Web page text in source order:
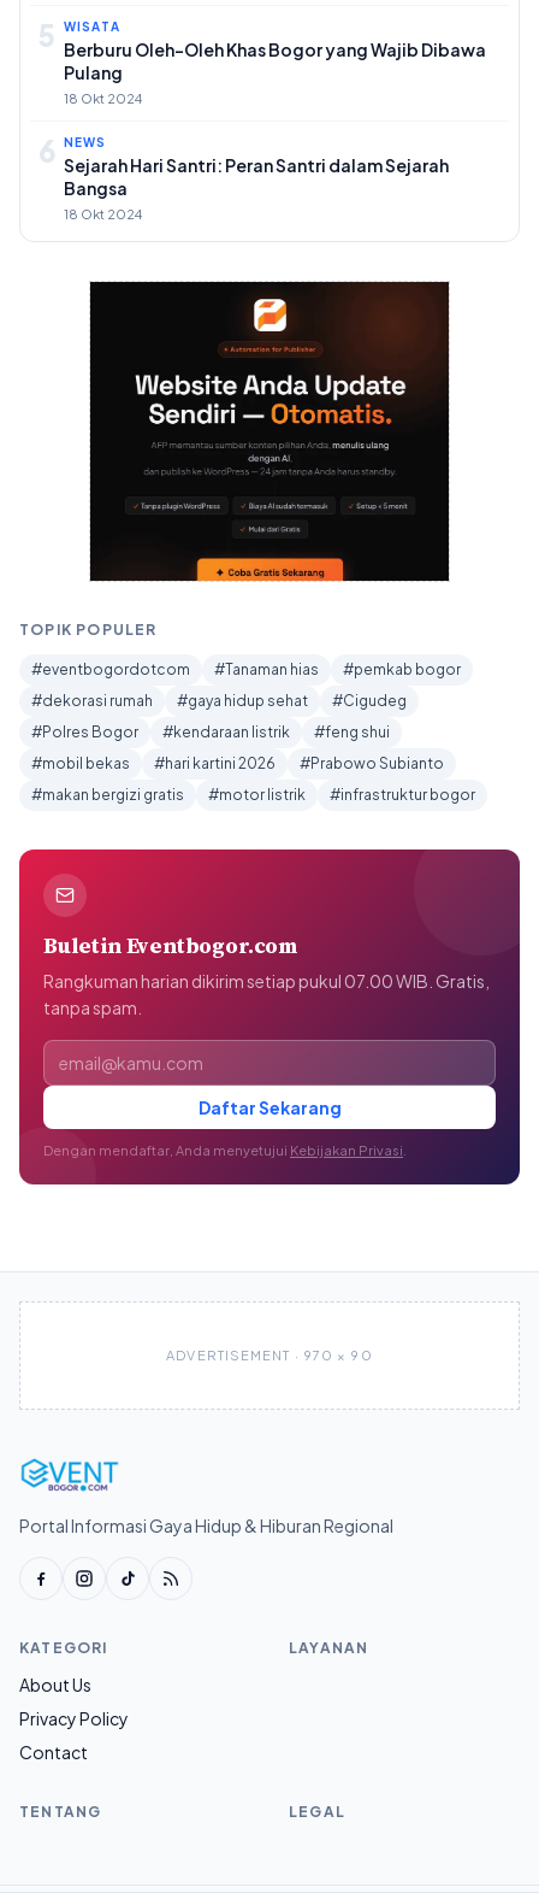
5 WISATA
Berburu Oleh-Oleh Khas Bogor yang Wajib Dibawa
Pulang
18 Okt 2024
6 NEWS
Sejarah Hari Santri: Peran Santri dalam Sejarah
Bangsa
18 Okt 2024
TOPIK POPULER
#eventbogordotcom #Tanaman hias
#pemkab bogor
#dekorasi rumah
#gaya hidup sehat
#Cigudeg
#Polres Bogor
#kendaraan listrik
#feng shui
#mobil bekas
#hari kartini 2026
#Prabowo Subianto
#makan bergizi gratis
#motor listrik #infrastruktur bogor
Buletin Eventbogor.com
Rangkuman harian dikirim setiap pukul 07.00 WIB. Gratis,
tanpa spam.
Alamat email
Daftar Sekarang
Dengan mendaftar, Anda menyetujui Kebijakan Privasi
ADVERTISEMENT · 970 × 90
Portal Informasi Gaya Hidup & Hiburan Regional
KATEGORI
About Us
Privacy Policy
Contact
LAYANAN
TENTANG LEGAL